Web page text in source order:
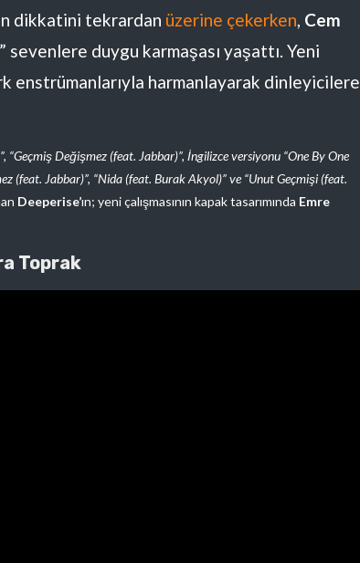
dikkatini tekrardan üzerine çekerken, Cem
” sevenlere duygu karmaşası yaşattı. Yeni
enstrümanlarıyla harmanlayarak dinleyicilere
“Geçmiş Değişmez (feat. Jabbar)”, İngilizce versiyonu “One By One
(feat. Jabbar)”, “Nida (feat. Burak Akyol)” ve “Unut Geçmişi (feat.
Deeperise’ın; yeni çalışmasının kapak tasarımında Emre
Toprak